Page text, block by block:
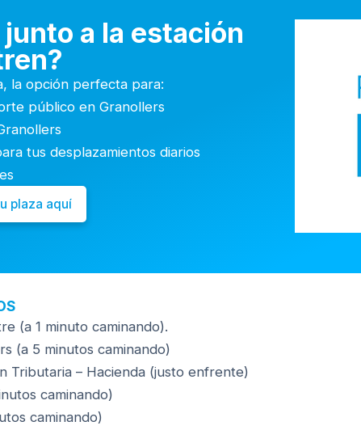
a la estación
la opción perfecta para:
público en Granollers
tus desplazamientos diarios
plaza aquí
(a 1 minuto caminando).
(a 5 minutos caminando)
Tributaria – Hacienda (justo enfrente)
caminando)
caminando)